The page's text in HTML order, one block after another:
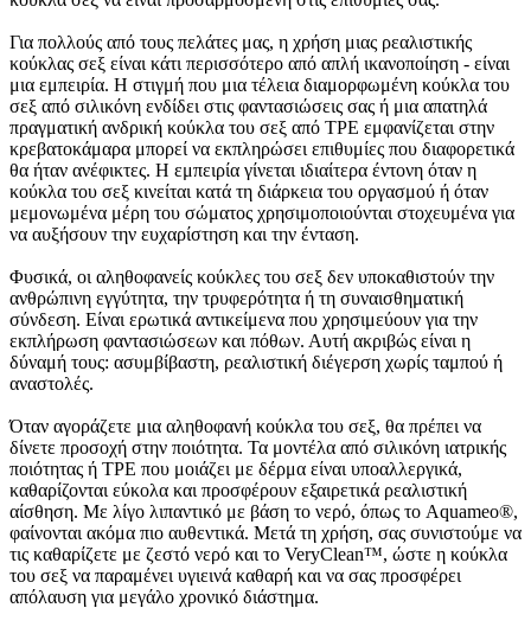
Για πολλούς από τους πελάτες μας, η χρήση μιας ρεαλιστικής
κούκλας σεξ είναι κάτι περισσότερο από απλή ικανοποίηση - είναι
μια εμπειρία. Η στιγμή που μια τέλεια διαμορφωμένη κούκλα του
σεξ από σιλικόνη ενδίδει στις φαντασιώσεις σας ή μια απατηλά
πραγματική ανδρική κούκλα του σεξ από TPE εμφανίζεται στην
κρεβατοκάμαρα μπορεί να εκπληρώσει επιθυμίες που διαφορετικά
θα ήταν ανέφικτες. Η εμπειρία γίνεται ιδιαίτερα έντονη όταν η
κούκλα του σεξ κινείται κατά τη διάρκεια του οργασμού ή όταν
μεμονωμένα μέρη του σώματος χρησιμοποιούνται στοχευμένα για
να αυξήσουν την ευχαρίστηση και την ένταση.
Φυσικά, οι αληθοφανείς κούκλες του σεξ δεν υποκαθιστούν την
ανθρώπινη εγγύτητα, την τρυφερότητα ή τη συναισθηματική
σύνδεση. Είναι ερωτικά αντικείμενα που χρησιμεύουν για την
εκπλήρωση φαντασιώσεων και πόθων. Αυτή ακριβώς είναι η
δύναμή τους: ασυμβίβαστη, ρεαλιστική διέγερση χωρίς ταμπού ή
αναστολές.
Όταν αγοράζετε μια αληθοφανή κούκλα του σεξ, θα πρέπει να
δίνετε προσοχή στην ποιότητα. Τα μοντέλα από σιλικόνη ιατρικής
ποιότητας ή TPE που μοιάζει με δέρμα είναι υποαλλεργικά,
καθαρίζονται εύκολα και προσφέρουν εξαιρετικά ρεαλιστική
αίσθηση. Με λίγο λιπαντικό με βάση το νερό, όπως το Aquameo®,
φαίνονται ακόμα πιο αυθεντικά. Μετά τη χρήση, σας συνιστούμε να
τις καθαρίζετε με ζεστό νερό και το VeryClean™, ώστε η κούκλα
του σεξ να παραμένει υγιεινά καθαρή και να σας προσφέρει
απόλαυση για μεγάλο χρονικό διάστημα.